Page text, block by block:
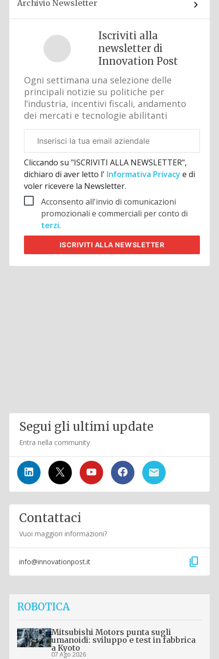
Archivio Newsletter
Iscriviti alla
newsletter di
Innovation Post
Ogni settimana una selezione delle
principali notizie su politiche per
l’industria, incentivi fiscali, andamento
dei mercati e tecnologie abilitanti
aziendale
Cliccando su "ISCRIVITI ALLA NEWSLETTER",
dichiaro di aver letto l' Informativa Privacye di
voler ricevere la Newsletter.
Acconsento all'invio di comunicazioni
promozionali e commerciali per conto di
terzi.
ISCRIVITI ALLA NEWSLETTER
Segui gli ultimi update
Entra nella community
Contattaci
Vuoi maggiori informazioni?
info@innovationpost.it content_copy
ROBOTICA
Mitsubishi Motors punta sugli
umanoidi: sviluppo e test in fabbrica
a Kyoto
07 Ago 2026